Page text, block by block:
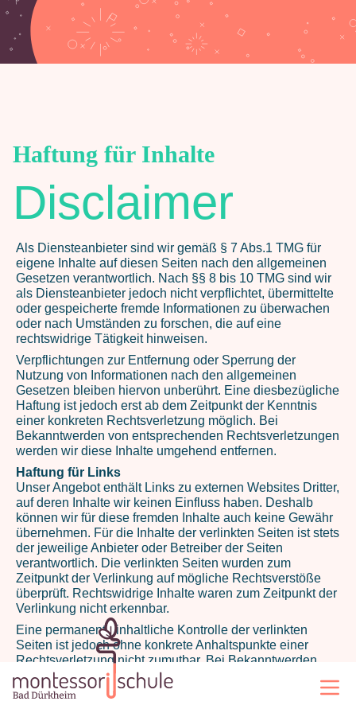
Haftung für Inhalte
Disclaimer
Als Diensteanbieter sind wir gemäß § 7 Abs.1 TMG für
eigene Inhalte auf diesen Seiten nach den allgemeinen
Gesetzen verantwortlich. Nach §§ 8 bis 10 TMG sind wir
als Diensteanbieter jedoch nicht verpflichtet, übermittelte
oder gespeicherte fremde Informationen zu überwachen
oder nach Umständen zu forschen, die auf eine
rechtswidrige Tätigkeit hinweisen.
Verpflichtungen zur Entfernung oder Sperrung der
Nutzung von Informationen nach den allgemeinen
Gesetzen bleiben hiervon unberührt. Eine diesbezügliche
Haftung ist jedoch erst ab dem Zeitpunkt der Kenntnis
einer konkreten Rechtsverletzung möglich. Bei
Bekanntwerden von entsprechenden Rechtsverletzungen
werden wir diese Inhalte umgehend entfernen.
Haftung für Links
Unser Angebot enthält Links zu externen Websites Dritter,
auf deren Inhalte wir keinen Einfluss haben. Deshalb
können wir für diese fremden Inhalte auch keine Gewähr
übernehmen. Für die Inhalte der verlinkten Seiten ist stets
der jeweilige Anbieter oder Betreiber der Seiten
verantwortlich. Die verlinkten Seiten wurden zum
Zeitpunkt der Verlinkung auf mögliche Rechtsverstöße
überprüft. Rechtswidrige Inhalte waren zum Zeitpunkt der
Verlinkung nicht erkennbar.
Eine permanente inhaltliche Kontrolle der verlinkten
Seiten ist jedoch ohne konkrete Anhaltspunkte einer
Rechtsverletzung nicht zumutbar. Bei Bekanntwerden
von Rechtsverletzungen werden wir derartige Links
umgehend entfernen.